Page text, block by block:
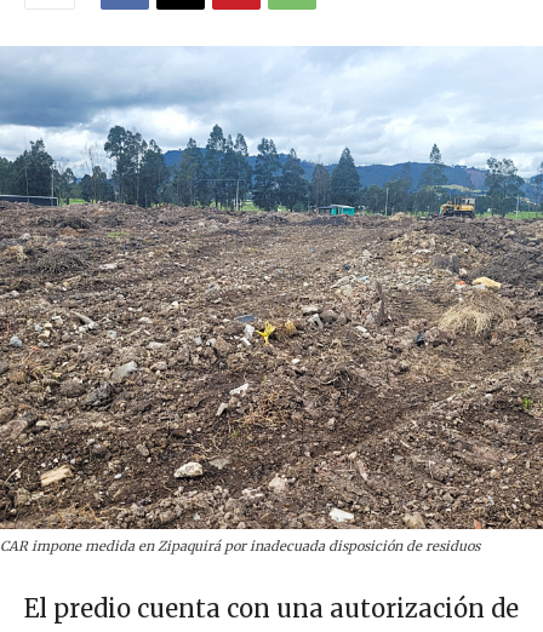
CAR impone medida en Zipaquirá por inadecuada disposición de residuos
El predio cuenta con una autorización de